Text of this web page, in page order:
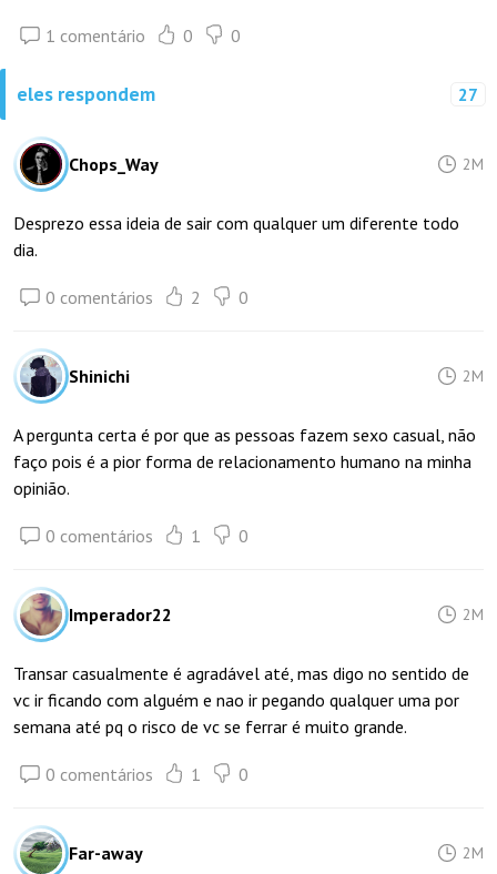
1 comentário 0 0
eles respondem 27
Chops_Way 2M
Desprezo essa ideia de sair com qualquer um diferente todo
dia.
0 comentários 2 0
Shinichi 2M
A pergunta certa é por que as pessoas fazem sexo casual, não
faço pois é a pior forma de relacionamento humano na minha
opinião.
0 comentários 1 0
Imperador22 2M
Transar casualmente é agradável até, mas digo no sentido de
vc ir ficando com alguém e nao ir pegando qualquer uma por
semana até pq o risco de vc se ferrar é muito grande.
0 comentários 1 0
Far-away 2M